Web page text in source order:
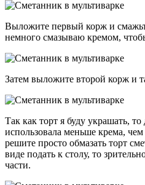
Выложите первый корж и
немного смазываю кремом,
Затем выложите второй корж и
Так как торт я буду украшать,
использовала меньше крема,
решите просто обмазать торт
виде подать к столу, то
части.